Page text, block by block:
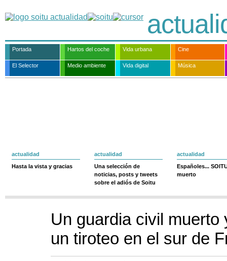
Portada Hartos del coche Vida urbana Cine
El Selector Medio ambiente Vida digital Música
actualidad
Hasta la vista y gracias
actualidad
Una selección de
noticias, posts y tweets
sobre el adiós de Soitu
actualidad
Españoles...
muerto
Un guardia civil muerto
un tiroteo en el sur de